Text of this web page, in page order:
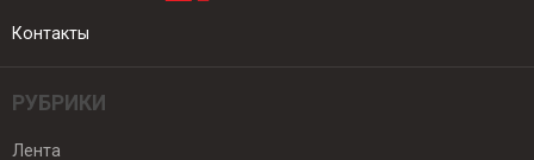
Контакты
РУБРИКИ
Лента